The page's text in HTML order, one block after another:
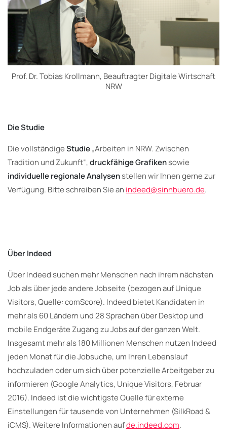
Prof. Dr. Tobias Krollmann, Beauftragter Digitale Wirtschaft
NRW
Die Studie
Die vollständigeStudie„Arbeiten in NRW. Zwischen
Tradition und Zukunft“,druckfähige Grafikensowie
individuelle regionale Analysenstellen wir Ihnen gerne zur
Verfügung. Bitte schreiben Sie an indeed@sinnbuero.de.
Über Indeed
Über Indeed suchen mehr Menschen nach ihrem nächsten
Job als über jede andere Jobseite (bezogen auf Unique
Visitors, Quelle: comScore). Indeed bietet Kandidaten in
mehr als 60 Ländern und 28 Sprachen über Desktop und
mobile Endgeräte Zugang zu Jobs auf der ganzen Welt.
Insgesamt mehr als 180 Millionen Menschen nutzen Indeed
jeden Monat für die Jobsuche, um Ihren Lebenslauf
hochzuladen oder um sich über potenzielle Arbeitgeber zu
informieren (Google Analytics, Unique Visitors, Februar
2016). Indeed ist die wichtigste Quelle für externe
Einstellungen für tausende von Unternehmen (SilkRoad &
iCMS). Weitere Informationen aufde.indeed.com.